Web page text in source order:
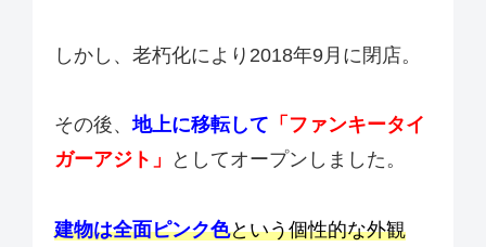
しかし、老朽化により2018年9月に閉店。
その後、地上に移転して 「ファンキータイ
ガーアジト」
としてオープンしました。
建物は全面ピンク色という個性的な外観